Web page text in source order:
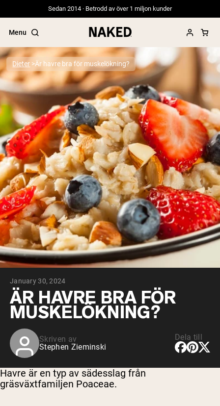
Sedan 2014 · Betrodd av över 1 miljon kunder
Menu
”Protein Powder“
”Overnight Oats“
”Vegan protein“
”Collagen“
”Micellar Casein“
PROTEIN POWDERSBest Seller
Gräsbetat vassleprotein
Vassleisolat från gräsbetande djur
Getproteinpulver från get
Micellärt kasein
Mass Gainer
Proteinkaffe
Shop All Protein Powders
VEGAN PROTEIN
Ärtprotein
Jordnötssmör
Fröproteinpulver
Proteindrinkar
Vegan viktökare
Shop All Vegan Protein
Dieter Är havre bra för muskelökning?
January 30, 2024
ÄR HAVRE BRA FÖR
MUSKELÖKNING?
Skriven av
Stephen Zieminski
Dela till
Havre är en typ av sädesslag från
gräsväxtfamiljen Poaceae.